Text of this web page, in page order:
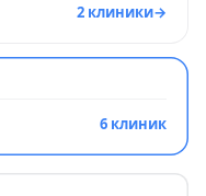
2 клиники→
6 клиник